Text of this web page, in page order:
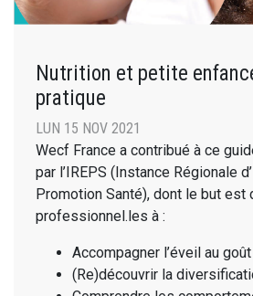
Nutrition et petite
pratique
LUN 15 NOV 2021
Wecf France a contribué à ce
par l’IREPS (Instance Régionale
Promotion Santé), dont le but est
professionnel.les à :
Accompagner l’éveil au goût
(Re)découvrir la